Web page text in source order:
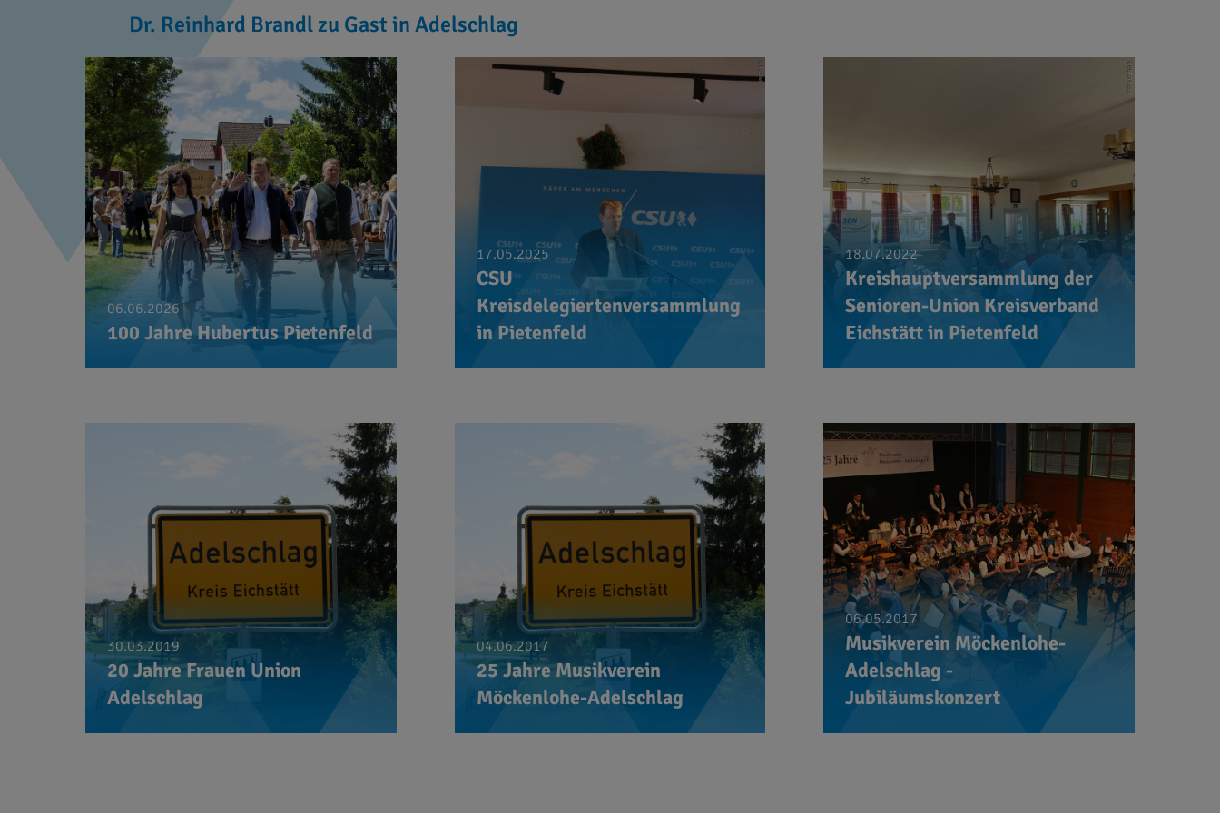
Dr. Reinhard Brandl zu Gast in Adelschlag
06.06.2026
100 Jahre Hubertus Pietenfeld
17.05.2025
CSU
Kreisdelegiertenversammlung
in Pietenfeld
18.07.2022
Kreishauptversammlung der
Senioren-Union Kreisverband
Eichstätt in Pietenfeld
30.03.2019
20 Jahre Frauen Union
Adelschlag
04.06.2017
25 Jahre Musikverein
Möckenlohe-Adelschlag
06.05.2017
Musikverein Möckenlohe-
Adelschlag -
Jubiläumskonzert